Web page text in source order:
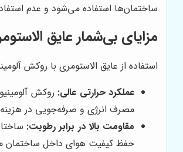
ساختمان‌ها استفاده می‌شود و عدم
مزایای بی‌شمار عایق
استفاده از عایق الاستومری با روکش
عملکرد حرارتی عالی: روکش
مصرف انرژی و صرفه‌جویی در
مقاومت بالا در برابر رطوبت:
حفظ کیفیت هوای داخل ساختمان